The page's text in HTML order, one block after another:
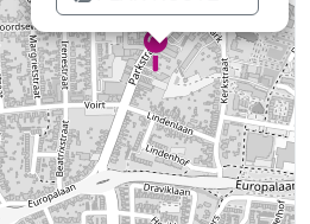
Kaart laden...